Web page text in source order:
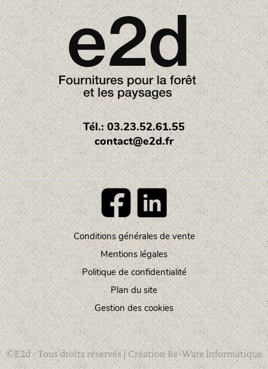
Tél.: 03.23.52.61.55
contact@e2d.fr
Footer
menu
Conditions générales de vente
Mentions légales
Politique de confidentialité
Plan du site
Gestion des cookies
©E2d - Tous droits réservés | CréationBe-Ware Informatique